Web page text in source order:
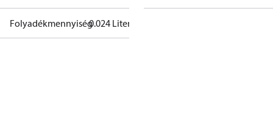
Folyadékmennyiség0.024 Liter